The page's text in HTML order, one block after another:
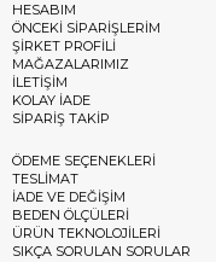
HESABIM
ÖNCEKİ SİPARİŞLERİM
ŞİRKET PROFİLİ
MAĞAZALARIMIZ
İLETİŞİM
KOLAY İADE
SİPARİŞ TAKİP
ÖDEME SEÇENEKLERİ
TESLİMAT
İADE VE DEĞİŞİM
BEDEN ÖLÇÜLERİ
ÜRÜN TEKNOLOJİLERİ
SIKÇA SORULAN SORULAR